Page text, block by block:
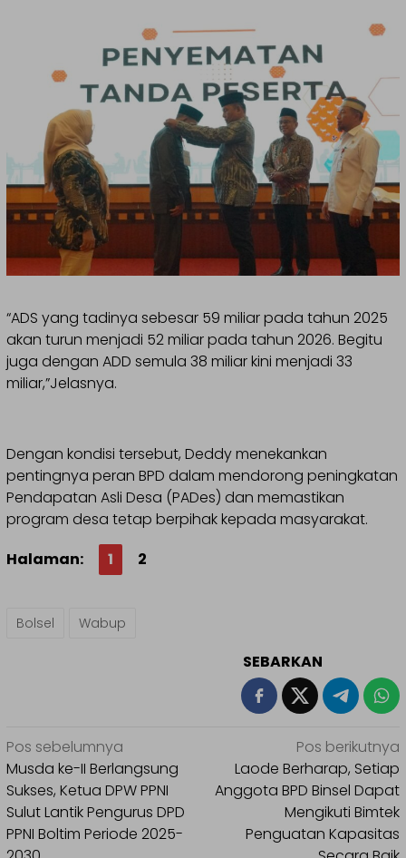
“ADS yang tadinya sebesar 59 miliar pada tahun 2025
akan turun menjadi 52 miliar pada tahun 2026. Begitu
juga dengan ADD semula 38 miliar kini menjadi 33
miliar,”Jelasnya.
Dengan kondisi tersebut, Deddy menekankan
pentingnya peran BPD dalam mendorong peningkatan
Pendapatan Asli Desa (PADes) dan memastikan
program desa tetap berpihak kepada masyarakat.
Halaman:
1 2
Bolsel Wabup
SEBARKAN
Navigasi
pos
Pos sebelumnya
Musda ke-II Berlangsung
Sukses, Ketua DPW PPNI
Sulut Lantik Pengurus DPD
PPNI Boltim Periode 2025-
Pos berikutnya
Laode Berharap, Setiap
Anggota BPD Binsel Dapat
Mengikuti Bimtek
Penguatan Kapasitas